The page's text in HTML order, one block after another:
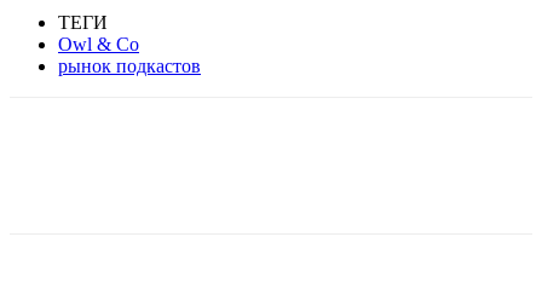
ТЕГИ
Owl & Co
рынок подкастов